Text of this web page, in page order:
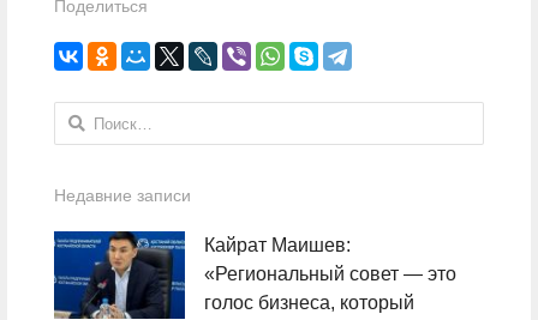
Поделиться
Найти:
Недавние записи
Кайрат Маишев:
«Региональный совет — это
голос бизнеса, который